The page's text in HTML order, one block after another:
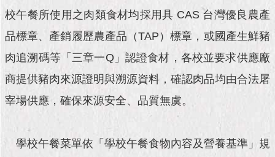
市
政
料
館
發
北
校午餐所使用之肉類食材均採用具 CAS 台灣優良農產
品標章、產銷履歷農產品（TAP）標章，或國產生鮮豬
肉追溯碼等「三章一Q」認證食材，各校並要求供應廠
商提供豬肉來源證明與溯源資料，確認肉品均由合法屠
宰場供應，確保來源安全、品質無虞。
學校午餐菜單依「學校午餐食物內容及營養基準」規